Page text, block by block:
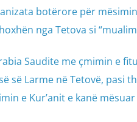
botërore për
nga Tetova si
Saudite me çmimin e
së Larme në Tetovë, pasi
e Kur’anit e kanë